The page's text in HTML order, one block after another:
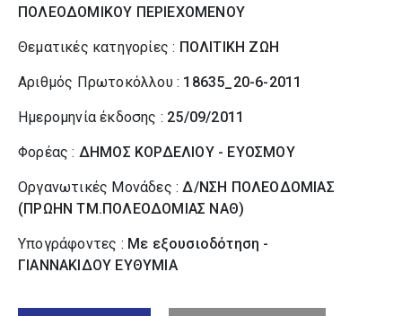
ΠΟΛΕΟΔΟΜΙΚΟΥ ΠΕΡΙΕΧΟΜΕΝΟΥ
Θεματικές κατηγορίες : ΠΟΛΙΤΙΚΗ ΖΩΗ
Αριθμός Πρωτοκόλλου : 18635_20-6-2011
Ημερομηνία έκδοσης : 25/09/2011
Φορέας : ΔΗΜΟΣ ΚΟΡΔΕΛΙΟΥ - ΕΥΟΣΜΟΥ
Οργανωτικές Μονάδες :Δ/ΝΣΗ ΠΟΛΕΟΔΟΜΙΑΣ
(ΠΡΩΗΝ ΤΜ.ΠΟΛΕΟΔΟΜΙΑΣ ΝΑΘ)
Υπογράφοντες : Με εξουσιοδότηση -
ΓΙΑΝΝΑΚΙΔΟΥ ΕΥΘΥΜΙΑ